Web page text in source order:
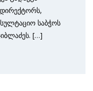
საბჭოს
[…]